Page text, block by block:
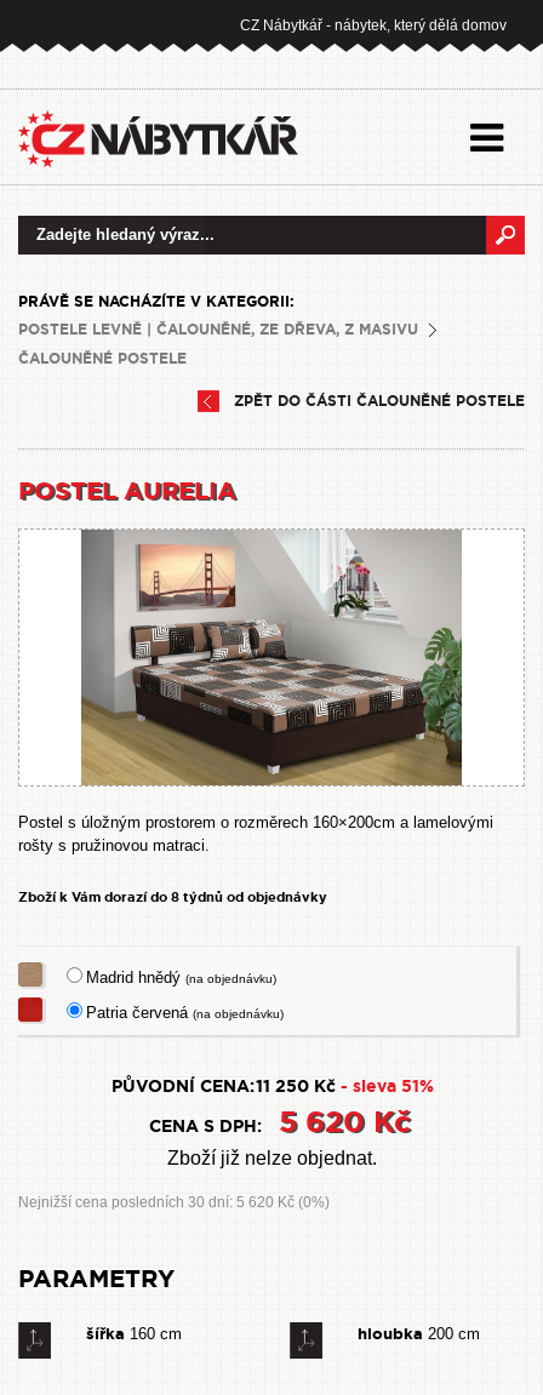
CZ Nábytkář - nábytek, který dělá domov
PRÁVĚ SE NACHÁZÍTE V KATEGORII:
POSTELE LEVNĚ | ČALOUNĚNÉ, ZE DŘEVA, Z MASIVU
ČALOUNĚNÉ POSTELE
ZPĚT DO ČÁSTI ČALOUNĚNÉ POSTELE
POSTEL AURELIA
Postel s úložným prostorem o rozměrech 160×200cm a lamelovými
rošty s pružinovou matraci.
Zboží k Vám dorazí do 8 týdnů od objednávky
Madrid hnědý(na objednávku)
Patria červená(na objednávku)
PŮVODNÍ CENA:11 250 Kč - sleva 51%
CENA S DPH:
5 620 Kč
Zboží již nelze objednat.
Nejnižší cena posledních 30 dní: 5 620 Kč (0%)
PARAMETRY
šířka 160 cm hloubka 200 cm